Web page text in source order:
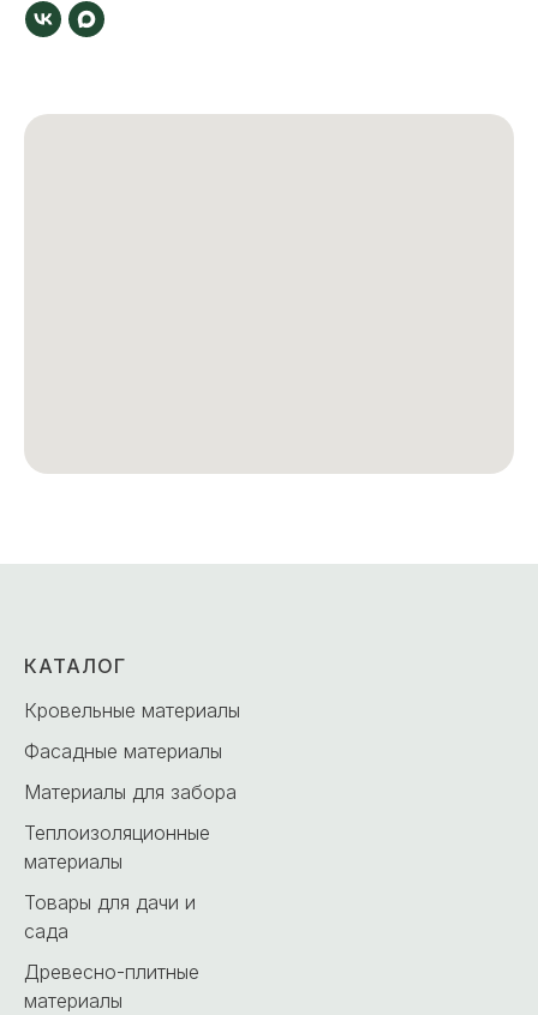
КАТАЛОГ
Кровельные материалы
Фасадные материалы
Материалы для забора
Теплоизоляционные
материалы
Товары для дачи и
сада
Древесно-плитные
материалы